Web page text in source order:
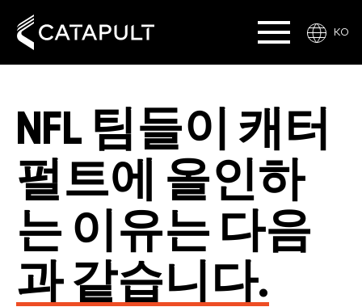
KO
NFL 팀들이 캐터
펄트에 올인하
는 이유는 다음
과 같습니다.